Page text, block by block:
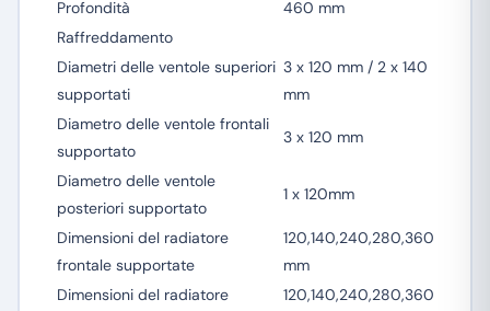
Profondità
460 mm
Raffreddamento
Diametri delle ventole superiori
supportati
3 x 120 mm / 2 x 140
mm
Diametro delle ventole frontali
supportato
3 x 120 mm
Diametro delle ventole
posteriori supportato
1 x 120mm
Dimensioni del radiatore
frontale supportate
120,140,240,280,360
mm
Dimensioni del radiatore
120,140,240,280,360